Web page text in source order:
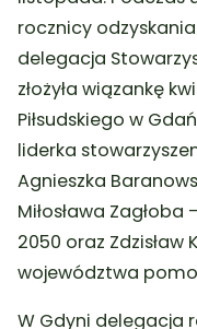
rocznicy
delegacja
złożyła wiązankę
Piłsudskiego w
liderka
Agnieszka
Miłosława
2050 oraz Zdzisław
województwa
W Gdyni delegacja